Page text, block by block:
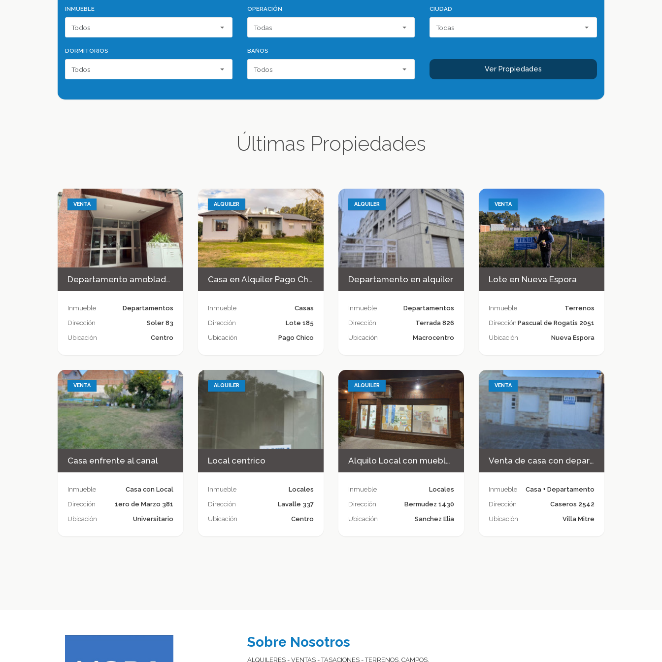
INMUEBLE OPERACIÓN CIUDAD
DORMITORIOS BAÑOS
Ver Propiedades
Últimas Propiedades
VENTA
Departamento amoblado centrico en venta
Inmueble
Departamentos
Dirección
Soler 83
Ubicación
Centro
ALQUILER
Casa en Alquiler Pago Chico
Inmueble
Casas
Dirección
Lote 185
Ubicación
Pago Chico
ALQUILER
Departamento en alquiler
Inmueble
Departamentos
Dirección
Terrada 826
Ubicación
Macrocentro
VENTA
Lote en Nueva Espora
Inmueble
Terrenos
Dirección Pascual de Rogatis 2051
Ubicación
Nueva Espora
VENTA
Casa enfrente al canal
Inmueble
Casa con Local
Dirección
1ero de Marzo 381
Ubicación
Universitario
ALQUILER
Local centrico
Inmueble
Locales
Dirección
Lavalle 337
Ubicación
Centro
ALQUILER
Alquilo Local con muebles
Inmueble
Locales
Dirección
Bermudez 1430
Ubicación
Sanchez Elia
VENTA
Venta de casa con departamento en Villa Soldati
Inmueble
Casa + Departamento
Dirección
Caseros 2542
Ubicación
Villa Mitre
Sobre Nosotros
ALQUILERES - VENTAS - TASACIONES - TERRENOS, CAMPOS.